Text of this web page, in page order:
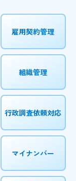
雇用契約管理
組織管理
行政調査依頼対応
マイナンバー